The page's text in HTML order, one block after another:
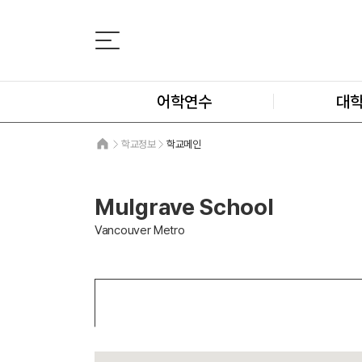
어학연수 대
학교정보 학교메인
Mulgrave School
Vancouver Metro